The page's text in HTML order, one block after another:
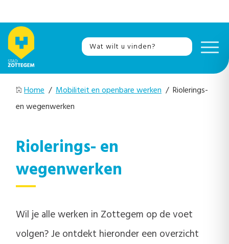
Home / Mobiliteit en openbare werken / Riolerings-
en wegenwerken
Riolerings- en
wegenwerken
Wil je alle werken in Zottegem op de voet
volgen? Je ontdekt hieronder een overzicht